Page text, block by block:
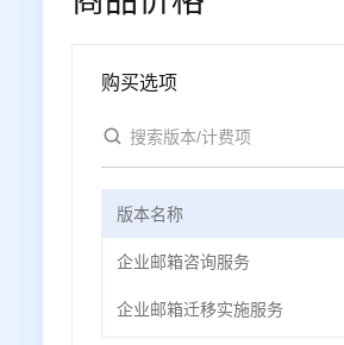
购买选项
版本名称
企业邮箱咨询服务
企业邮箱迁移实施服务